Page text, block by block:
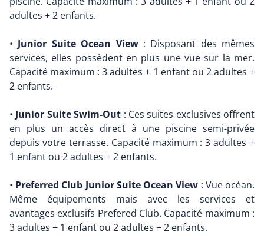
adultes + 2 enfants.
• Junior Suite Ocean View: Disposant des mêmes
services, elles possèdent en plus une vue sur la mer.
Capacité maximum : 3 adultes + 1 enfant ou 2 adultes +
2 enfants.
• Junior Suite Swim-Out : Ces suites exclusives offrent
en plus un accès direct à une piscine semi-privée
depuis votre terrasse. Capacité maximum : 3 adultes +
1 enfant ou 2 adultes + 2 enfants.
• Preferred Club Junior Suite Ocean View : Vue océan.
Même équipements mais avec les services et
avantages exclusifs Prefered Club. Capacité maximum :
3 adultes + 1 enfant ou 2 adultes + 2 enfants.